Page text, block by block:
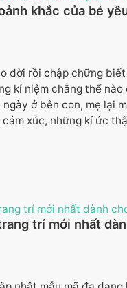
khắc của bé
đời rồi chập chững
kỉ niệm chẳng thể nào
ở bên con, mẹ lại
xúc, những kí ức
trí mới nhất